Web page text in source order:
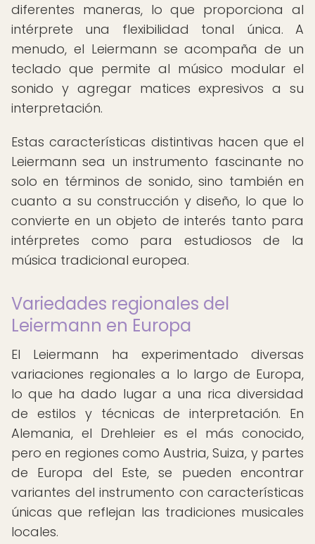
diferentes maneras, lo que proporciona al
intérprete una flexibilidad tonal única. A
menudo, el Leiermann se acompaña de un
teclado que permite al músico modular el
sonido y agregar matices expresivos a su
interpretación.
Estas características distintivas hacen que el
Leiermann sea un instrumento fascinante no
solo en términos de sonido, sino también en
cuanto a su construcción y diseño, lo que lo
convierte en un objeto de interés tanto para
intérpretes como para estudiosos de la
música tradicional europea.
Variedades regionales del
Leiermann en Europa
El Leiermann ha experimentado diversas
variaciones regionales a lo largo de Europa,
lo que ha dado lugar a una rica diversidad
de estilos y técnicas de interpretación. En
Alemania, el Drehleier es el más conocido,
pero en regiones como Austria, Suiza, y partes
de Europa del Este, se pueden encontrar
variantes del instrumento con características
únicas que reflejan las tradiciones musicales
locales.